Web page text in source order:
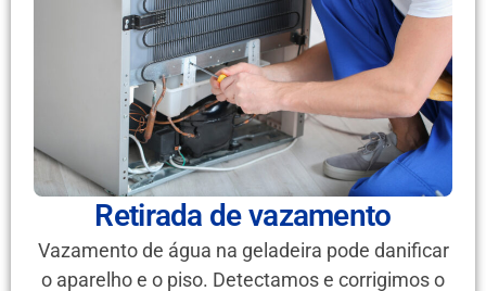
Retirada de vazamento
Vazamento de água na geladeira pode danificar
o aparelho e o piso. Detectamos e corrigimos o